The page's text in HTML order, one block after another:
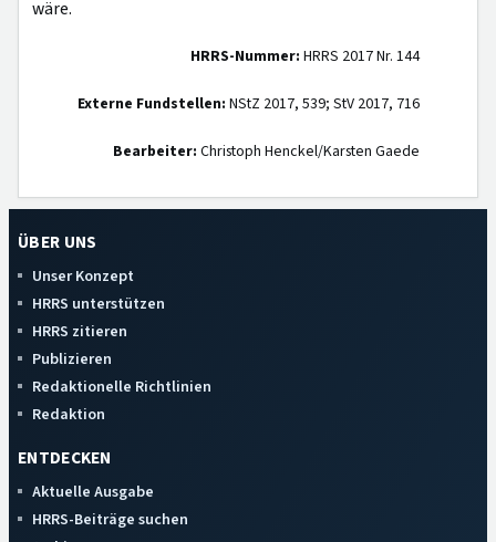
wäre.
HRRS-Nummer: HRRS 2017 Nr. 144
Externe Fundstellen: NStZ 2017, 539; StV 2017, 716
Bearbeiter: Christoph Henckel/Karsten Gaede
ÜBER UNS
Unser Konzept
HRRS unterstützen
HRRS zitieren
Publizieren
Redaktionelle Richtlinien
Redaktion
ENTDECKEN
Aktuelle Ausgabe
HRRS-Beiträge suchen